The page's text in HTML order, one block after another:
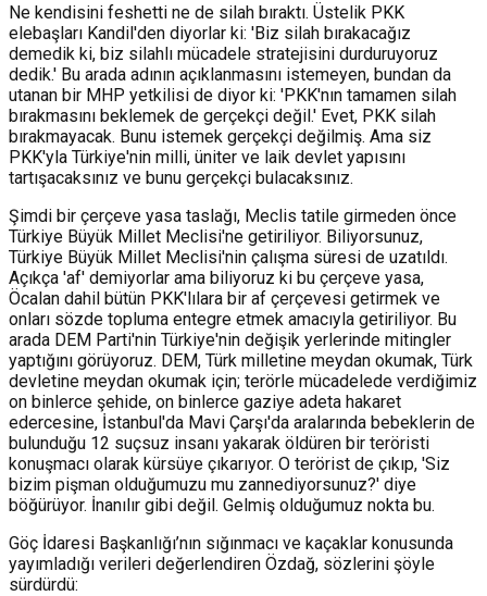
Ne kendisini feshetti ne de silah bıraktı. Üstelik PKK
elebaşları Kandil'den diyorlar ki: 'Biz silah bırakacağız
demedik ki, biz silahlı mücadele stratejisini durduruyoruz
dedik.' Bu arada adının açıklanmasını istemeyen, bundan da
utanan bir MHP yetkilisi de diyor ki: 'PKK'nın tamamen silah
bırakmasını beklemek de gerçekçi değil.' Evet, PKK silah
bırakmayacak. Bunu istemek gerçekçi değilmiş. Ama siz
PKK'yla Türkiye'nin milli, üniter ve laik devlet yapısını
tartışacaksınız ve bunu gerçekçi bulacaksınız.
Şimdi bir çerçeve yasa taslağı, Meclis tatile girmeden önce
Türkiye Büyük Millet Meclisi'ne getiriliyor. Biliyorsunuz,
Türkiye Büyük Millet Meclisi'nin çalışma süresi de uzatıldı.
Açıkça 'af' demiyorlar ama biliyoruz ki bu çerçeve yasa,
Öcalan dahil bütün PKK'lılara bir af çerçevesi getirmek ve
onları sözde topluma entegre etmek amacıyla getiriliyor. Bu
arada DEM Parti'nin Türkiye'nin değişik yerlerinde mitingler
yaptığını görüyoruz. DEM, Türk milletine meydan okumak, Türk
devletine meydan okumak için; terörle mücadelede verdiğimiz
on binlerce şehide, on binlerce gaziye adeta hakaret
edercesine, İstanbul'da Mavi Çarşı'da aralarında bebeklerin de
bulunduğu 12 suçsuz insanı yakarak öldüren bir teröristi
konuşmacı olarak kürsüye çıkarıyor. O terörist de çıkıp, 'Siz
bizim pişman olduğumuzu mu zannediyorsunuz?' diye
böğürüyor. İnanılır gibi değil. Gelmiş olduğumuz nokta bu.
Göç İdaresi Başkanlığı’nın sığınmacı ve kaçaklar konusunda
yayımladığı verileri değerlendiren Özdağ, sözlerini şöyle
sürdürdü: